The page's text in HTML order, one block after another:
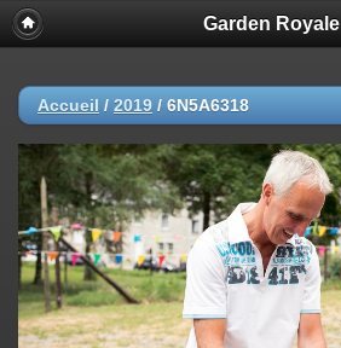
Garden Royale
Accueil / 2019 / 6N5A6318